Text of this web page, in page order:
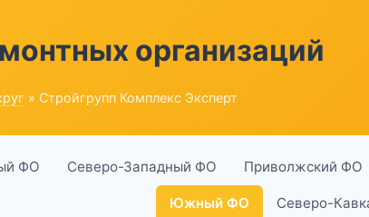
организаций
» Стройгрупп Комплекс Эксперт
ФО Северо-Западный ФО Приволжский ФО
Южный ФО Северо-